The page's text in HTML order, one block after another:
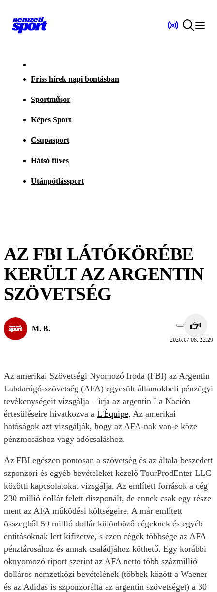
Friss hírek napi bontásban
Sportműsor
Képes Sport
Csupasport
Hátsó füves
Utánpótlássport
AZ FBI LÁTÓKÖRÉBE
KERÜLT AZ ARGENTIN
SZÖVETSÉG
M. B. 0
2026.07.08. 22:29
Az amerikai Szövetségi Nyomozó Iroda (FBI) az Argentin
Labdarúgó-szövetség (AFA) egyesült államokbeli pénzügyi
tevékenységeit vizsgálja – írja az argentin La Nación
értesüléseire hivatkozva a L'Équipe. Az amerikai
hatóságok azt vizsgálják, hogy az AFA-nak van-e köze
pénzmosáshoz vagy adócsaláshoz.
Az FBI egészen pontosan a szövetség és az általa beszedett
szponzori és egyéb bevételeket kezelő TourProdEnter LLC
közötti kapcsolatokat vizsgálja. Az említett források a cég
230 millió dollár felett diszponált, de ennek csak egy része
ment az AFA működési költségeire. A már említett
összegből 50 millió dollár különböző cégeknek és egyéb
entitásoknak lett kifizetve, s ezen cégek többsége az AFA
pénztárosához és annak családjához köthető. Egy korábbi
oknyomozó riport szerint az AFA nettó több százmillió
dolláros nemzetközi bevételének (többek között a Waener
és az Adidas is szponzorálta az argentin szövetséget) a 30